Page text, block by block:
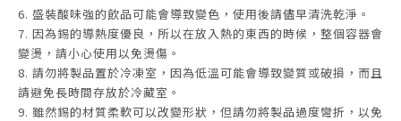
6. 盛裝酸味強的飲品可能會導致變色，使用後請儘早清洗乾淨。
7. 因為錫的導熱度優良，所以在放入熱的東西的時候，整個容器會
變燙，請小心使用以免燙傷。
8. 請勿將製品置於冷凍室，因為低溫可能會導致變質或破損，而且
請避免長時間存放於冷藏室。
9. 雖然錫的材質柔軟可以改變形狀，但請勿將製品過度彎折，以免